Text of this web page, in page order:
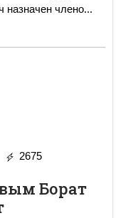
назначен члено...
2675
Борат